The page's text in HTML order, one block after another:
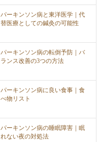
パーキンソン病と東洋医学｜代
替医療としての鍼灸の可能性
パーキンソン病の転倒予防｜バ
ランス改善の3つの方法
パーキンソン病に良い食事｜食
べ物リスト
パーキンソン病の睡眠障害｜眠
れない夜の対処法